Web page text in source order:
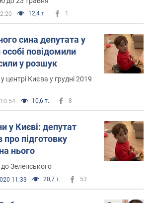
дітей.
розстріляли Range Rover
. Внаслідок нападу
було смертельно
сина. Хрещеною матір'ю
конфлікті з ще одним
– Артуром Ємельяновим.
12,4 т. 1
сина депутата у
повідомили
у розшук
центрі Києва у грудні 2019
10,6 т. 8
у Києві: депутат
підготовку
нього
Зеленського
11:33 20,7 т. 53